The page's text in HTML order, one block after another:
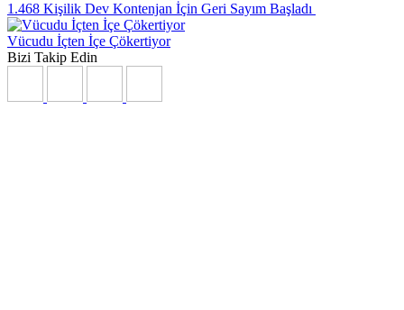
1.468 Kişilik Dev Kontenjan İçin Geri Sayım Başladı
Vücudu İçten İçe Çökertiyor
Bizi Takip Edin